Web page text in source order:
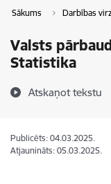
Sākums Darbības
Valsts
Statistika
Atskaņot tekstu
Publicēts: 04.03.2025.
Atjaunināts: 05.03.2025.